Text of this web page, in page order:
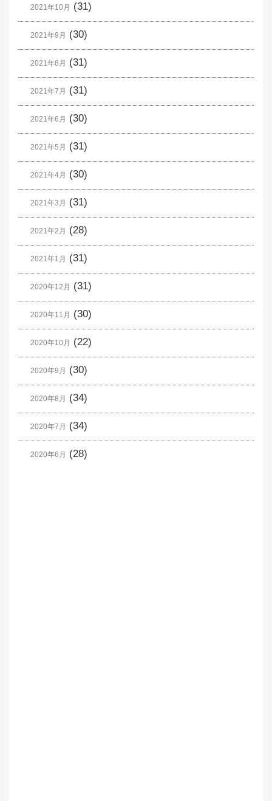
2021年10月 (31)
2021年9月 (30)
2021年8月 (31)
2021年7月 (31)
2021年6月 (30)
2021年5月 (31)
2021年4月 (30)
2021年3月 (31)
2021年2月 (28)
2021年1月 (31)
2020年12月 (31)
2020年11月 (30)
2020年10月 (22)
2020年9月 (30)
2020年8月 (34)
2020年7月 (34)
2020年6月 (28)